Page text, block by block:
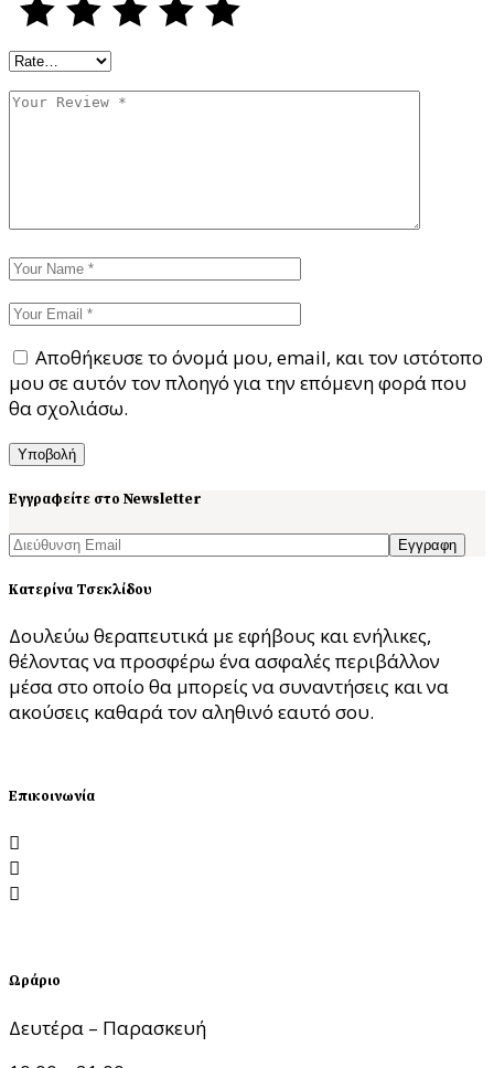
Αποθήκευσε το όνομά μου, email, και τον ιστότοπο
μου σε αυτόν τον πλοηγό για την επόμενη φορά που
θα σχολιάσω.
Υποβολή
Εγγραφείτε στο Newsletter
Εγγραφη
Κατερίνα Τσεκλίδου
Δουλεύω θεραπευτικά με εφήβους και ενήλικες,
θέλοντας να προσφέρω ένα ασφαλές περιβάλλον
μέσα στο οποίο θα μπορείς να συναντήσεις και να
ακούσεις καθαρά τον αληθινό εαυτό σου.
Επικοινωνία
Ωράριο
Δευτέρα – Παρασκευή